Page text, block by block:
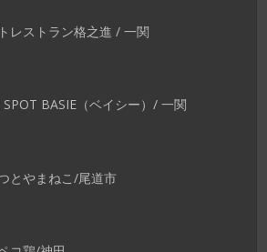
レストラン格之進 / 一関
SPOT BASIE（ベイシー）/ 一関
とやまねこ/尾道市